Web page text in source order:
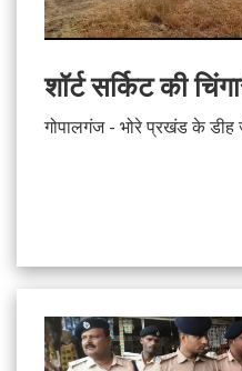
शॉर्ट सर्किट की
गोपालगंज - भोरे प्रखंड के